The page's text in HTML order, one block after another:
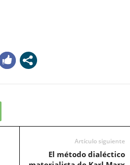
Artículo siguiente
El método dialéctico